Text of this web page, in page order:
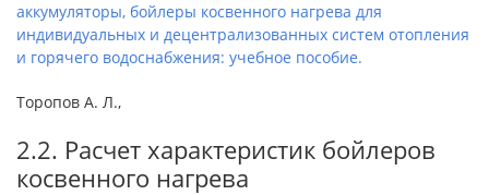
аккумуляторы, бойлеры косвенного нагрева для
индивидуальных и децентрализованных систем отопления
и горячего водоснабжения: учебное пособие.
Торопов А. Л.,
2.2. Расчет характеристик бойлеров
косвенного нагрева